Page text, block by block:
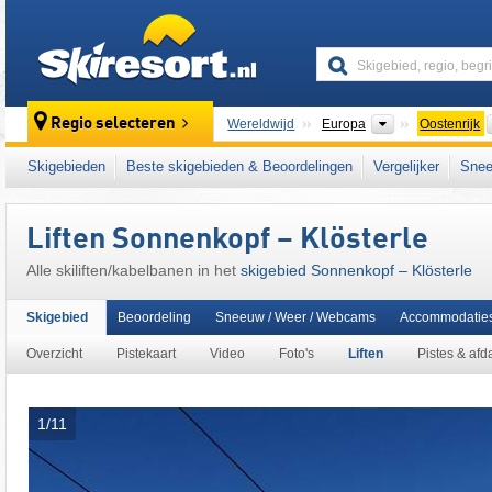
Regio selecteren Wereldwijd Europa Continenten
Oostenrijk
Dit skigebied ligt ook in: Arlberg, Klostertal
het westen van Oostenrijk
Oostenrijkse Alpen
Skigebieden Beste skigebieden & Beoordelingen Vergelijker
Liften Sonnenkopf – Klösterle
Alle skiliften/kabelbanen in het skigebied Sonnenkopf – Klösterle
Skigebied
Overzicht Pistekaart Video Foto's Liften Pistes &
Beoordeling Sneeuw / Weer / Webcams
1/11